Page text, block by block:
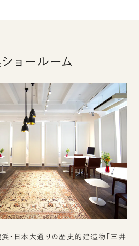
ョールーム
・日本大通りの歴史的建造物「三井